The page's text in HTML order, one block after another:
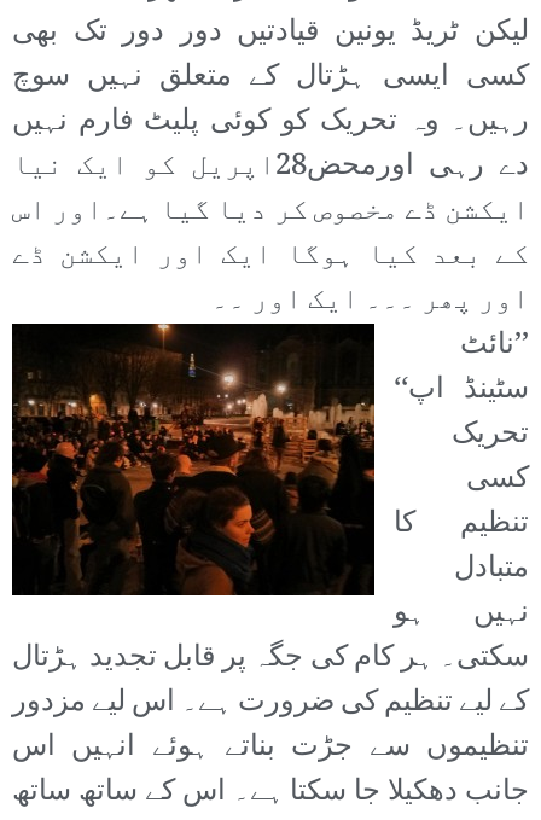
لیکن ٹریڈ یونین قیادتیں دور دور تک بھی
کسی ایسی ہڑتال کے متعلق نہیں سوچ
رہیں۔ وہ تحریک کو کوئی پلیٹ فارم نہیں
دے رہی اورمحض28اپریل کو ایک نیا
ایکشن ڈے مخصوص کر دیا گیا ہے۔اور اس
کے بعد کیا ہوگا ایک اور ایکشن ڈے
اور پھر ۔۔۔ ایک اور ۔۔
’’نائٹ
سٹینڈ اپ‘‘
تحریک
کسی
تنظیم کا
متبادل
نہیں ہو
سکتی۔ ہر کام کی جگہ پر قابل تجدید ہڑتال
کے لیے تنظیم کی ضرورت ہے۔ اس لیے مزدور
تنظیموں سے جڑت بناتے ہوئے انہیں اس
جانب دھکیلا جا سکتا ہے۔ اس کے ساتھ ساتھ